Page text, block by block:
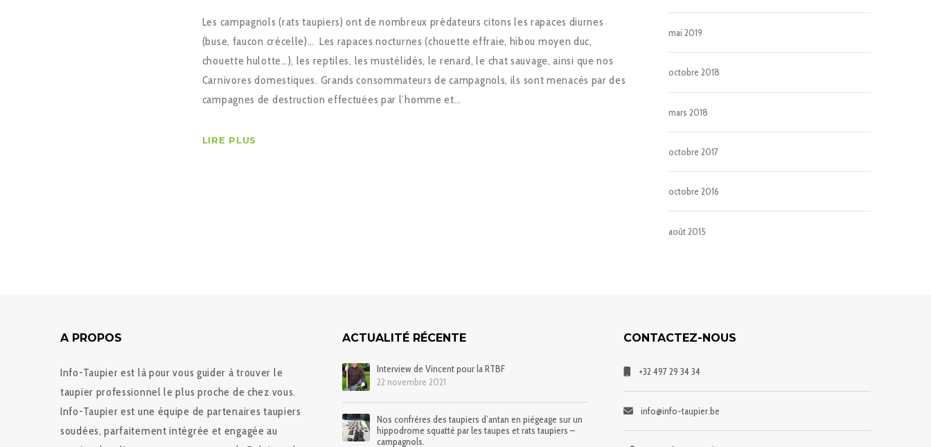
Les campagnols (rats taupiers) ont de nombreux prédateurs citons les rapaces diurnes
(buse, faucon crécelle)… Les rapaces nocturnes (chouette effraie, hibou moyen duc,
chouette hulotte…), les reptiles, les mustélidés, le renard, le chat sauvage, ainsi que nos
Carnivores domestiques. Grands consommateurs de campagnols, ils sont menacés par des
campagnes de destruction effectuées par l’homme et…
LIRE PLUS
mai 2019
octobre 2018
mars 2018
octobre 2017
octobre 2016
août 2015
A PROPOS
Info-Taupier est là pour vous guider à trouver le
taupier professionnel le plus proche de chez vous.
Info-Taupier est une équipe de partenaires taupiers
soudées, parfaitement intégrée et engagée au
ACTUALITÉ RÉCENTE
Interview de Vincent pour la RTBF
22 novembre 2021
Nos confrères des taupiers d’antan en piégeage sur un
hippodrome squatté par les taupes et rats taupiers –
campagnols.
CONTACTEZ-NOUS
+32 497 29 34 34
info@info-taupier.be